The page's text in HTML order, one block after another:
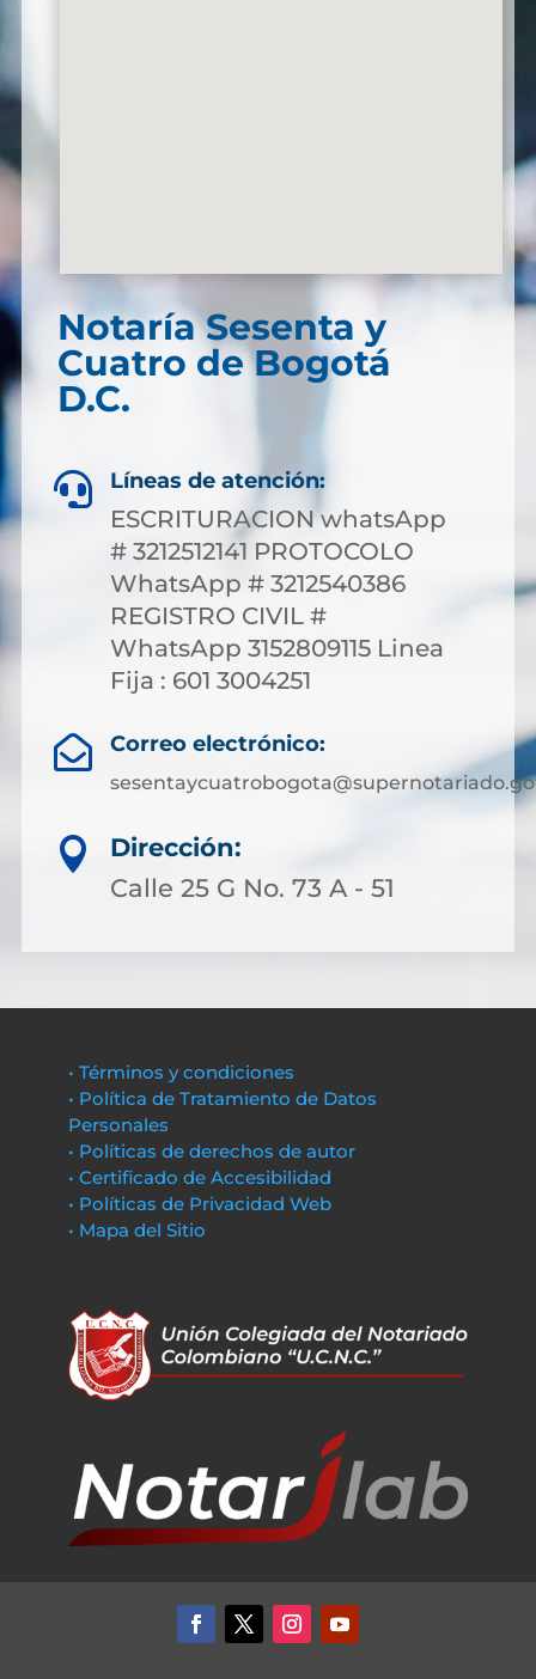
Notaría Sesenta y
Cuatro de Bogotá
D.C.
 Líneas de atención:
ESCRITURACION whatsApp
# 3212512141 PROTOCOLO
WhatsApp # 3212540386
REGISTRO CIVIL #
WhatsApp 3152809115 Linea
Fija : 601 3004251
 Correo electrónico:

Dirección:
Calle 25 G No. 73 A - 51
• Términos y condiciones
• Política de Tratamiento de Datos
Personales
• Políticas de derechos de autor
• Certificado de Accesibilidad
• Políticas de Privacidad Web
• Mapa del Sitio